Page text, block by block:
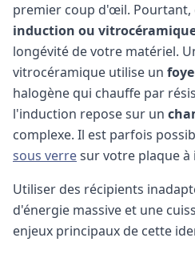
premier coup d'œil. Pourtant,
induction ou
longévité de votre matériel.
vitrocéramique utilise un
halogène qui chauffe par
l'induction repose sur un
complexe. Il est parfois
sous verresur votre plaque à
Utiliser des récipients
d'énergie massive et une
enjeux principaux de cette